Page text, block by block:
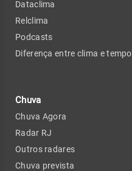
Dataclima
Relclima
Podcasts
Diferença entre clima e tempo
Chuva
Chuva Agora
Radar RJ
Outros radares
Chuva prevista